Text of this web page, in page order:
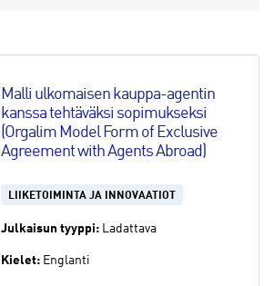
Malli ulkomaisen kauppa-agentin
kanssa tehtäväksi sopimukseksi
(Orgalim Model Form of Exclusive
Agreement with Agents Abroad)
LIIKETOIMINTA JA INNOVAATIOT
Julkaisun tyyppi: Ladattava
Kielet: Englanti